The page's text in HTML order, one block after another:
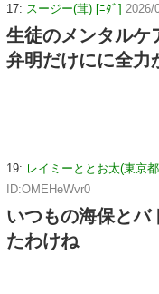
17: スージー(茸) [ﾆﾀﾞ] 2026/
生徒のメンタルケ
弁明だけにに全力
19: レイミーととお太(東京
ID:OMEHeWvr0
いつもの海保とバ
たわけね